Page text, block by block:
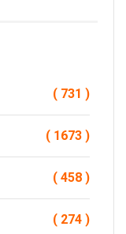
( 731 )
( 1673 )
( 458 )
( 274 )